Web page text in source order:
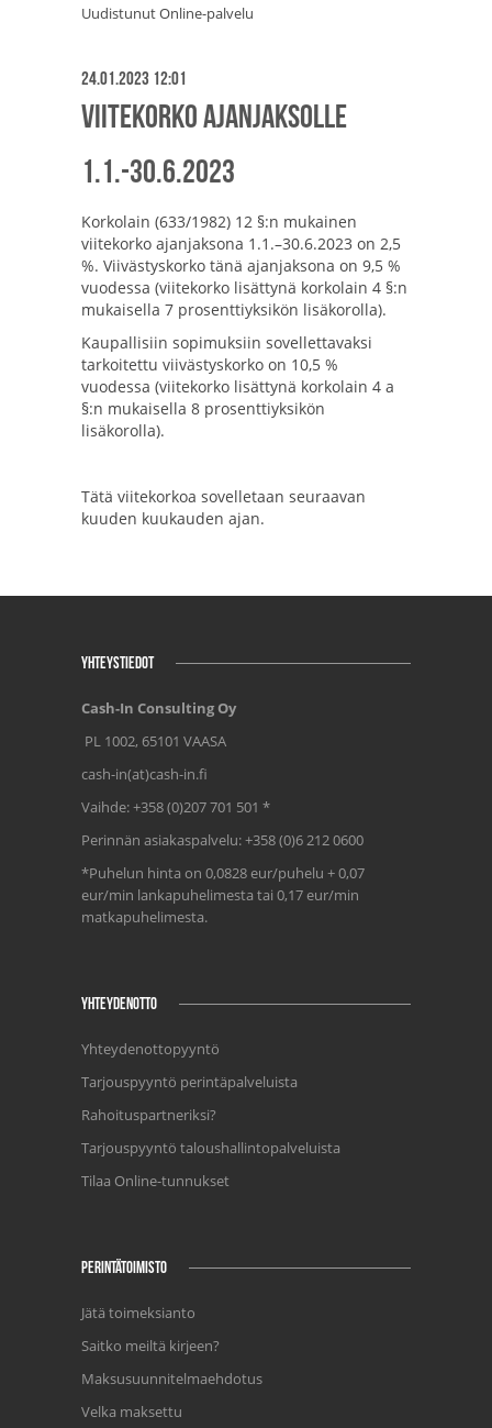
Uudistunut Online-palvelu
24.01.2023 12:01
Viitekorko ajanjaksolle
1.1.-30.6.2023
Korkolain (633/1982) 12 §:n mukainen
viitekorko ajanjaksona 1.1.–30.6.2023 on 2,5
%. Viivästyskorko tänä ajanjaksona on 9,5 %
vuodessa (viitekorko lisättynä korkolain 4 §:n
mukaisella 7 prosenttiyksikön lisäkorolla).
Kaupallisiin sopimuksiin sovellettavaksi
tarkoitettu viivästyskorko on 10,5 %
vuodessa (viitekorko lisättynä korkolain 4 a
§:n mukaisella 8 prosenttiyksikön
lisäkorolla).
Tätä viitekorkoa sovelletaan seuraavan
kuuden kuukauden ajan.
YHTEYSTIEDOT
Cash-In Consulting Oy
PL 1002, 65101 VAASA
cash-in(at)cash-in.fi
Vaihde: +358 (0)207 701 501 *
Perinnän asiakaspalvelu: +358 (0)6 212 0600
*Puhelun hinta on 0,0828 eur/puhelu + 0,07
eur/min lankapuhelimesta tai 0,17 eur/min
matkapuhelimesta.
YHTEYDENOTTO
Yhteydenottopyyntö
Tarjouspyyntö perintäpalveluista
Rahoituspartneriksi?
Tarjouspyyntö taloushallintopalveluista
Tilaa Online-tunnukset
PERINTÄTOIMISTO
Jätä toimeksianto
Saitko meiltä kirjeen?
Maksusuunnitelmaehdotus
Velka maksettu